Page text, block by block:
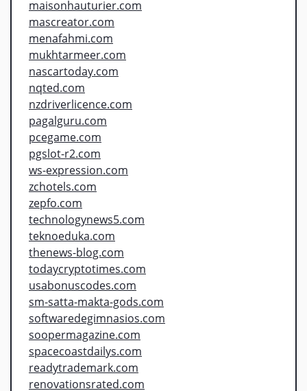
maisonhauturier.com
mascreator.com
menafahmi.com
mukhtarmeer.com
nascartoday.com
nqted.com
nzdriverlicence.com
pagalguru.com
pcegame.com
pgslot-r2.com
ws-expression.com
zchotels.com
zepfo.com
technologynews5.com
teknoeduka.com
thenews-blog.com
todaycryptotimes.com
usabonuscodes.com
sm-satta-makta-gods.com
softwaredegimnasios.com
soopermagazine.com
spacecoastdailys.com
readytrademark.com
renovationsrated.com